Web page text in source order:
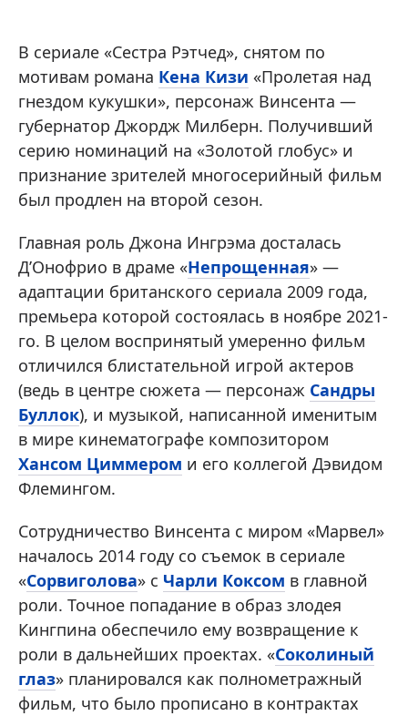
В сериале «Сестра Рэтчед», снятом по
мотивам романа Кена Кизи «Пролетая над
гнездом кукушки», персонаж Винсента —
губернатор Джордж Милберн. Получивший
серию номинаций на «Золотой глобус» и
признание зрителей многосерийный фильм
был продлен на второй сезон.
Главная роль Джона Ингрэма досталась
Д’Онофрио в драме «Непрощенная» —
адаптации британского сериала 2009 года,
премьера которой состоялась в ноябре 2021-
го. В целом воспринятый умеренно фильм
отличился блистательной игрой актеров
(ведь в центре сюжета — персонаж Сандры
Буллок), и музыкой, написанной именитым
в мире кинематографе композитором
Хансом Циммером и его коллегой Дэвидом
Флемингом.
Сотрудничество Винсента с миром «Марвел»
началось 2014 году со съемок в сериале
«Сорвиголова» с Чарли Коксом в главной
роли. Точное попадание в образ злодея
Кингпина обеспечило ему возвращение к
роли в дальнейших проектах. «Соколиный
глаз» планировался как полнометражный
фильм, что было прописано в контрактах